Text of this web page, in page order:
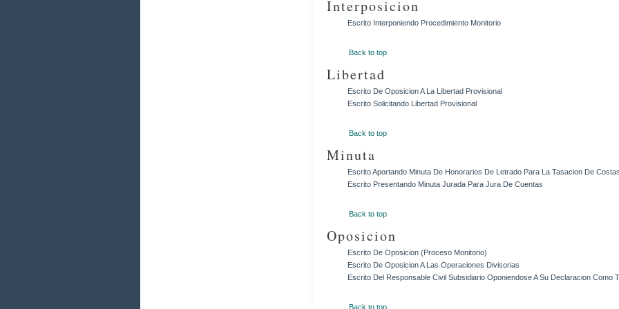
Interposicion
Escrito Interponiendo Procedimiento Monitorio
Back to top
Libertad
Escrito De Oposicion A La Libertad Provisional
Escrito Solicitando Libertad Provisional
Back to top
Minuta
Escrito Aportando Minuta De Honorarios De Letrado Para La Tasacion De
Escrito Presentando Minuta Jurada Para Jura De Cuentas
Back to top
Oposicion
Escrito De Oposicion (Proceso Monitorio)
Escrito De Oposicion A Las Operaciones Divisorias
Escrito Del Responsable Civil Subsidiario Oponiendose A Su Declaracion Como
Back to top